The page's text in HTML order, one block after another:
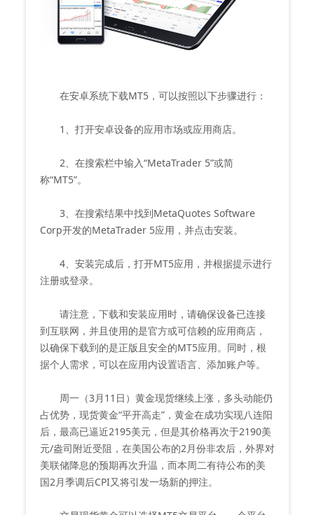
在安卓系统下载MT5，可以按照以下步骤进行：
1、打开安卓设备的应用市场或应用商店。
2、在搜索栏中输入“MetaTrader 5”或简
称“MT5”。
3、在搜索结果中找到MetaQuotes Software
Corp开发的MetaTrader 5应用，并点击安装。
4、安装完成后，打开MT5应用，并根据提示进行
注册或登录。
请注意，下载和安装应用时，请确保设备已连接
到互联网，并且使用的是官方或可信赖的应用商店，
以确保下载到的是正版且安全的MT5应用。同时，根
据个人需求，可以在应用内设置语言、添加账户等。
周一（3月11日）黄金现货继续上涨，多头动能仍
占优势，现货黄金“平开高走”，黄金在成功实现八连阳
后，最高已逼近2195美元，但是其价格再次于2190美
元/盎司附近受阻，在美国公布的2月份非农后，外界对
美联储降息的预期再次升温，而本周二有待公布的美
国2月季调后CPI又将引发一场新的押注。